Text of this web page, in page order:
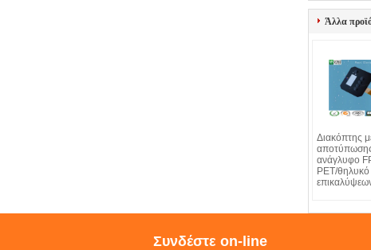
Άλλα
Διακόπτης
ανάγλυφο
PET/θηλυκό
Συνδέστε on-line